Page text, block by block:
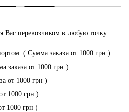
Вас перевозчиком в любую точку
( Сумма заказа от 1000 грн )
заказа от 1000 грн )
от 1000 грн )
1000 грн )
1000 грн )